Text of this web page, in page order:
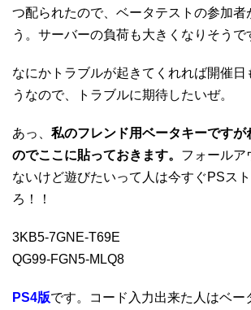
つ配られたので、ベータテストの参加者
う。サーバーの負荷も大きくなりそうで
なにかトラブルが起きてくれれば開催日
うなので、トラブルに期待したいぜ。
あっ、 私のフレンド用ベータキーですが
のでここに貼っておきます。 フォールア
ないけど遊びたいって人は今すぐPSス
ろ！！
3KB5-7GNE-T69E
QG99-FGN5-MLQ8
PS4版です。コード入力出来た人はベー